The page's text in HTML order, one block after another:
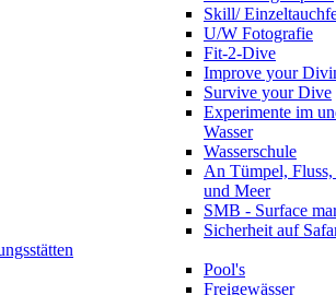
Skill/
U/W Fotografie
Fit-2-Dive
Improve your
Survive your Dive
Experimente im
Wasser
Wasserschule
An Tümpel,
und Meer
SMB - Surface
Sicherheit auf
Pool's
Freigewässer